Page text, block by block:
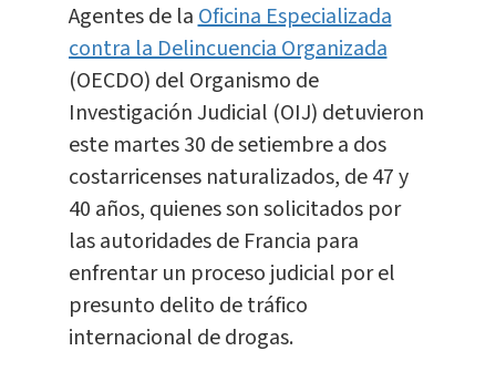
Agentes de laOficina Especializada
contra la Delincuencia Organizada
(OECDO) del Organismo de
Investigación Judicial (OIJ) detuvieron
este martes 30 de setiembre a dos
costarricenses naturalizados, de 47 y
40 años, quienes son solicitados por
las autoridades de Francia para
enfrentar un proceso judicial por el
presunto delito de tráfico
internacional de drogas.